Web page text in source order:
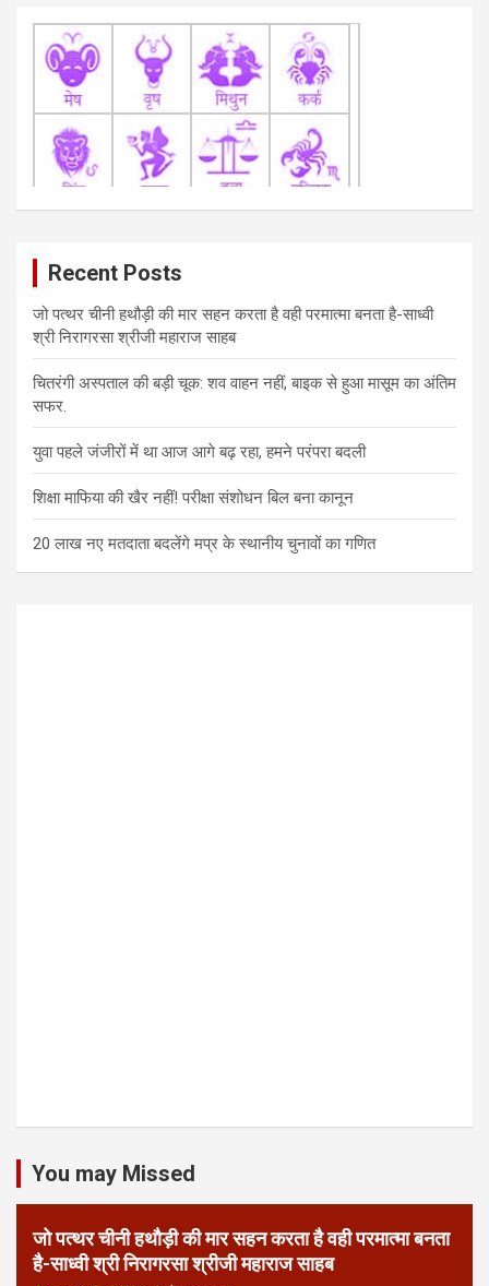
Recent Posts
जो पत्थर चीनी हथौड़ी की मार सहन करता है वही परमात्मा बनता है-साध्वी
श्री निरागरसा श्रीजी महाराज साहब
चितरंगी अस्पताल की बड़ी चूक: शव वाहन नहीं, बाइक से हुआ मासूम का अंतिम
सफर.
युवा पहले जंजीरों में था आज आगे बढ़ रहा, हमने परंपरा बदली
शिक्षा माफिया की खैर नहीं! परीक्षा संशोधन बिल बना कानून
20 लाख नए मतदाता बदलेंगे मप्र के स्थानीय चुनावों का गणित
You may Missed
जो पत्थर चीनी हथौड़ी की मार सहन करता है वही परमात्मा बनता
है-साध्वी श्री निरागरसा श्रीजी महाराज साहब